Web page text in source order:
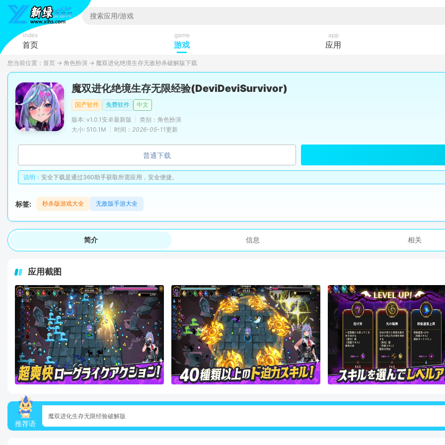
index
首页
game
游戏
app
应用
您当前位置： 首页 → 角色扮演 → 魔双进化绝境生存无敌秒杀破解版下载
魔双进化绝境生存无限经验(DeviDeviSurvivor)
国产软件 免费软件
中文
版本: v1.0.1安卓最新版
类别：角色扮演
大小: 510.1M
时间： 2026-05-11更新
普通下载
说明： 安全下载是通过360助手获取所需应用，安全便捷。
标签: 秒杀版游戏大全 无敌版手游大全
简介 信息 相关
应用截图
推荐语
魔双进化生存无限经验破解版